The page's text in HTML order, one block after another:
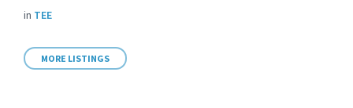
in ΤΕΕ
MORE LISTINGS